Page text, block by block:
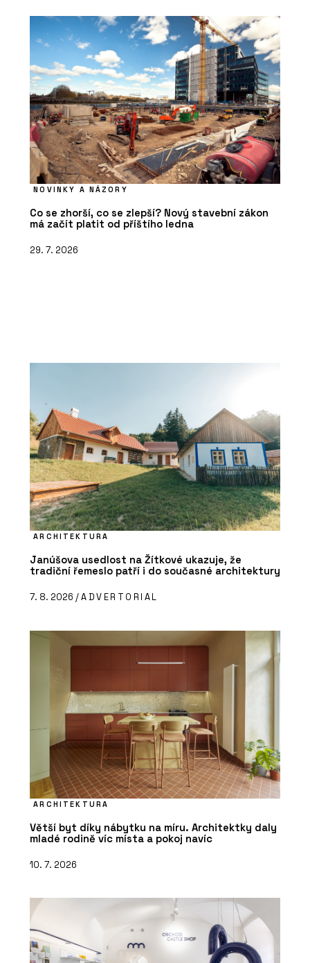
NOVINKY A NÁZORY
Co se zhorší, co se zlepší? Nový stavební zákon
má začít platit od příštího ledna
29. 7. 2026
ARCHITEKTURA
Janúšova usedlost na Žítkové ukazuje, že
tradiční řemeslo patří i do současné architektury
7. 8. 2026 /ADVERTORIAL
ARCHITEKTURA
Větší byt díky nábytku na míru. Architektky daly
mladé rodině víc místa a pokoj navíc
10. 7. 2026